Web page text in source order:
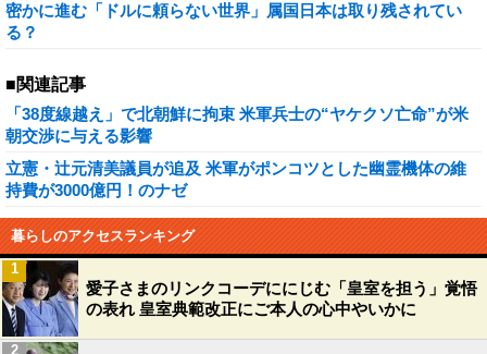
密かに進む「ドルに頼らない世界」属国日本は取り残されてい
る？
■関連記事
「38度線越え」で北朝鮮に拘束 米軍兵士の“ヤケクソ亡命”が米
朝交渉に与える影響
立憲・辻元清美議員が追及 米軍がポンコツとした幽霊機体の維
持費が3000億円！のナゼ
暮らしのアクセスランキング
愛子さまのリンクコーデににじむ「皇室を担う」覚悟
の表れ 皇室典範改正にご本人の心中やいかに
1
2